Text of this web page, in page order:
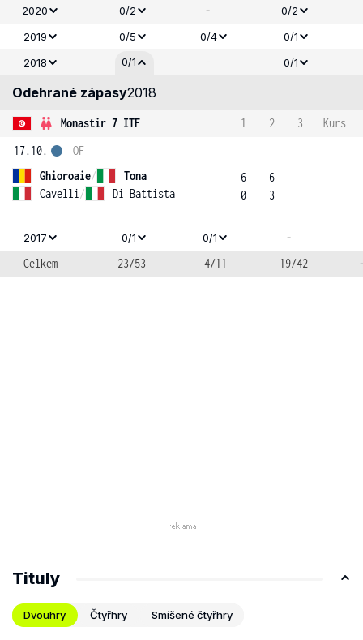
2020
0/2 -
0/2
2019
0/5 0/4
0/1
2018
0/1 - 0/1
Odehrané zápasy2018
Monastir 7 ITF 1 2 3
Kurs
17.10.
Ghioroaie/
Tona
Cavelli / Di Battista
OF
6
0
6
3
2017 0/1 0/1
-
Celkem
23/53 4/11 19/42
Tituly
Dvouhry Čtyřhry Smíšené čtyřhry